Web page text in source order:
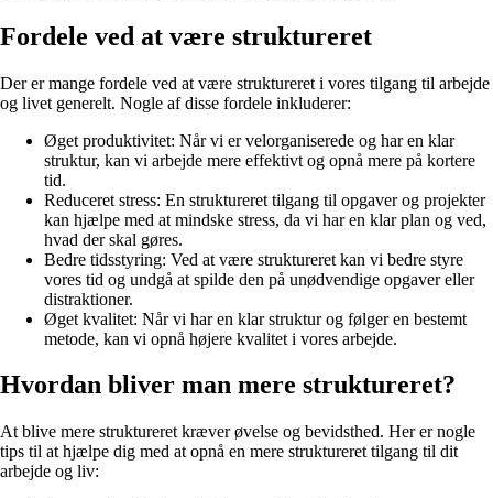
Fordele ved at være struktureret
Der er mange fordele ved at være struktureret i vores tilgang til arbejde
og livet generelt. Nogle af disse fordele inkluderer:
Øget produktivitet: Når vi er velorganiserede og har en klar
struktur, kan vi arbejde mere effektivt og opnå mere på kortere
tid.
Reduceret stress: En struktureret tilgang til opgaver og projekter
kan hjælpe med at mindske stress, da vi har en klar plan og ved,
hvad der skal gøres.
Bedre tidsstyring: Ved at være struktureret kan vi bedre styre
vores tid og undgå at spilde den på unødvendige opgaver eller
distraktioner.
Øget kvalitet: Når vi har en klar struktur og følger en bestemt
metode, kan vi opnå højere kvalitet i vores arbejde.
Hvordan bliver man mere struktureret?
At blive mere struktureret kræver øvelse og bevidsthed. Her er nogle
tips til at hjælpe dig med at opnå en mere struktureret tilgang til dit
arbejde og liv: